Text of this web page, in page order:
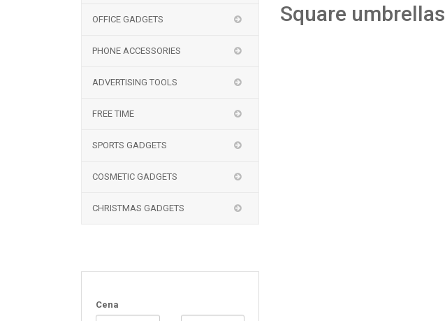
OFFICE GADGETS
PHONE ACCESSORIES
ADVERTISING TOOLS
FREE TIME
SPORTS GADGETS
COSMETIC GADGETS
CHRISTMAS GADGETS
Cena
Square umbrellas